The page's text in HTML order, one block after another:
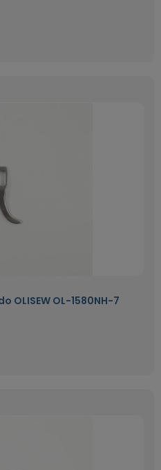
OLISEW OL-1580NH-7